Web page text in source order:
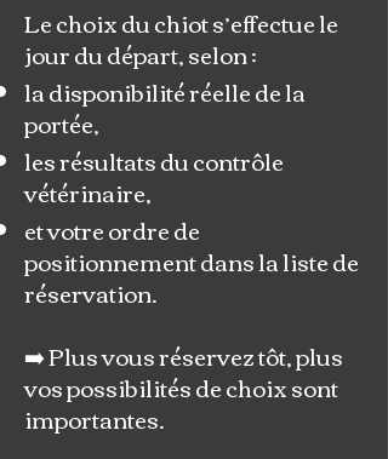
Le choix du chiot s’effectue le
jour du départ, selon :
la disponibilité réelle de la
portée,
les résultats du contrôle
vétérinaire,
et votre ordre de
positionnement dans la liste de
réservation.
➡️ Plus vous réservez tôt, plus
vos possibilités de choix sont
importantes.